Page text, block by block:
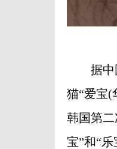
据中国
猫“爱宝(
韩国第
宝”和“